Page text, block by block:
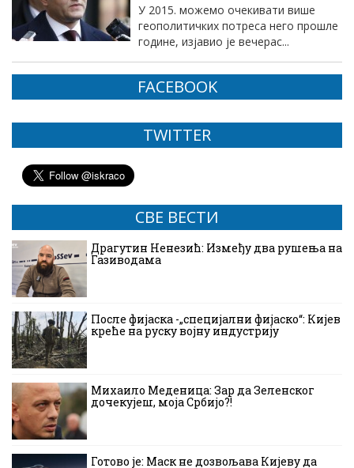
У 2015. можемо очекивати више
геополитичких потреса него прошле
године, изјавио је вечерас...
FACEBOOK
TWITTER
СВЕ ВЕСТИ
Драгутин Ненезић: Између два рушења на
Газиводама
После фијаска -„специјални фијаско“: Кијев
креће на руску војну индустрију
Михаило Меденица: Зар да Зеленског
дочекујеш, моја Србијо?!
Готово је: Маск не дозвољава Кијеву да